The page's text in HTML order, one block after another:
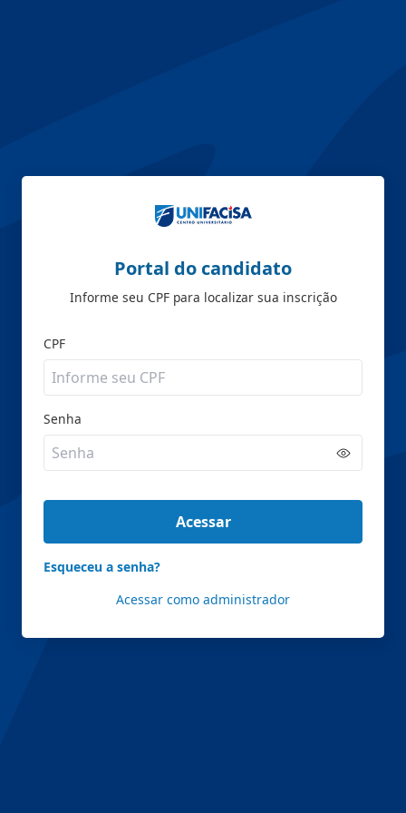
Portal do candidato
Informe seu CPF para localizar sua inscrição
CPF
Senha
Acessar
Esqueceu a senha?
Acessar como administrador